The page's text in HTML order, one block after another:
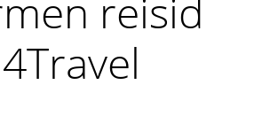
reisid
4Travel